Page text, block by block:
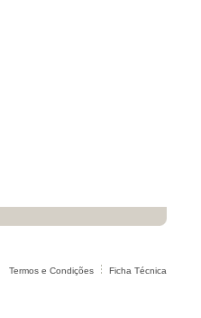
Termos e Condições Ficha Técnica